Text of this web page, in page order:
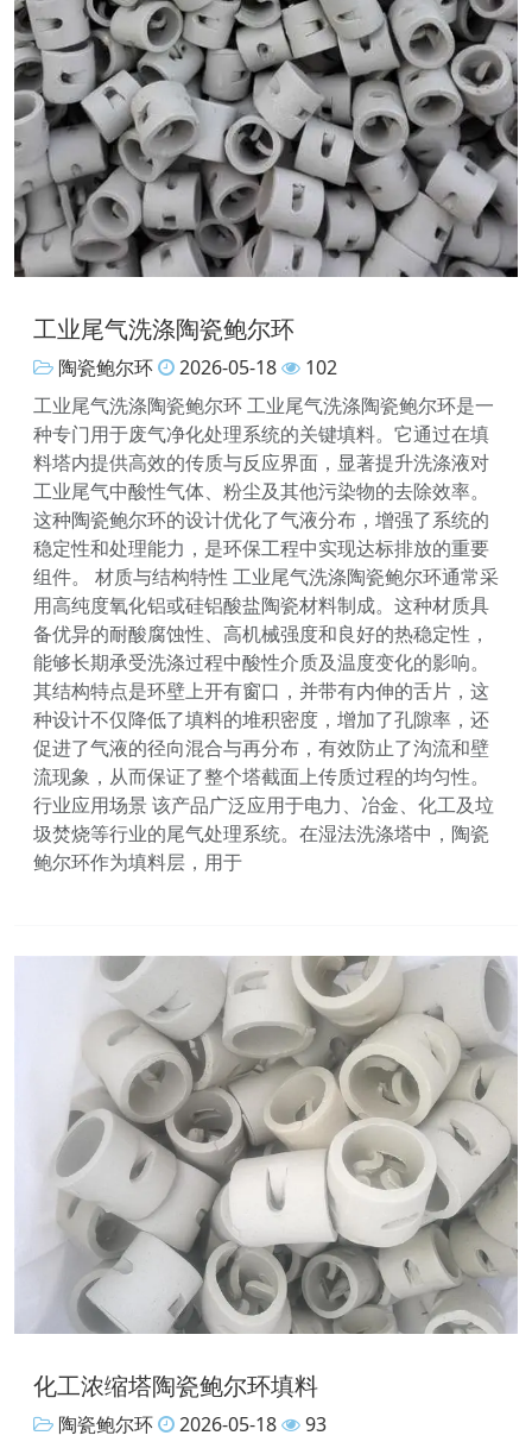
工业尾气洗涤陶瓷鲍尔环
陶瓷鲍尔环 2026-05-18
102
工业尾气洗涤陶瓷鲍尔环 工业尾气洗涤陶瓷鲍尔环是一
种专门用于废气净化处理系统的关键填料。它通过在填
料塔内提供高效的传质与反应界面，显著提升洗涤液对
工业尾气中酸性气体、粉尘及其他污染物的去除效率。
这种陶瓷鲍尔环的设计优化了气液分布，增强了系统的
稳定性和处理能力，是环保工程中实现达标排放的重要
组件。 材质与结构特性 工业尾气洗涤陶瓷鲍尔环通常采
用高纯度氧化铝或硅铝酸盐陶瓷材料制成。这种材质具
备优异的耐酸腐蚀性、高机械强度和良好的热稳定性，
能够长期承受洗涤过程中酸性介质及温度变化的影响。
其结构特点是环壁上开有窗口，并带有内伸的舌片，这
种设计不仅降低了填料的堆积密度，增加了孔隙率，还
促进了气液的径向混合与再分布，有效防止了沟流和壁
流现象，从而保证了整个塔截面上传质过程的均匀性。
行业应用场景 该产品广泛应用于电力、冶金、化工及垃
圾焚烧等行业的尾气处理系统。在湿法洗涤塔中，陶瓷
鲍尔环作为填料层，用于
化工浓缩塔陶瓷鲍尔环填料
陶瓷鲍尔环 2026-05-18
93